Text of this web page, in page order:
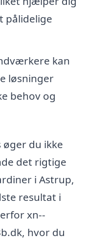
pålidelige
kan
løsninger
behov og
øger du ikke
det rigtige
i Astrup,
resultat i
xn--
hvor du